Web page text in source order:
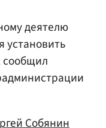
деятелю
установить
сообщил
Собянин